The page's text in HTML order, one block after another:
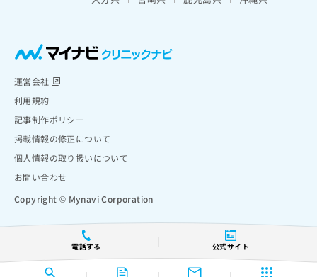
電話する 公式サイト
運営会社
利用規約
記事制作ポリシー
掲載情報の修正について
個人情報の取り扱いについて
お問い合わせ
Copyright © Mynavi Corporation